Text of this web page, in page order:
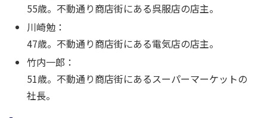
55歳。不動通り商店街にある呉服店の店主。
川崎勉：
47歳。不動通り商店街にある電気店の店主。
竹内一郎：
51歳。不動通り商店街にあるスーパーマーケットの
社長。